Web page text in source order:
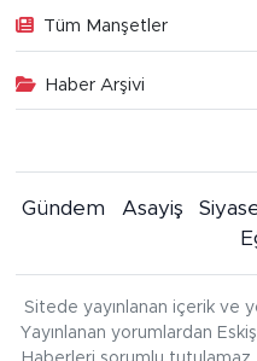
Tüm Manşetler
Haber Arşivi
Gündem Asayiş
Sitede yayınlanan içerik ve
Yayınlanan yorumlardan